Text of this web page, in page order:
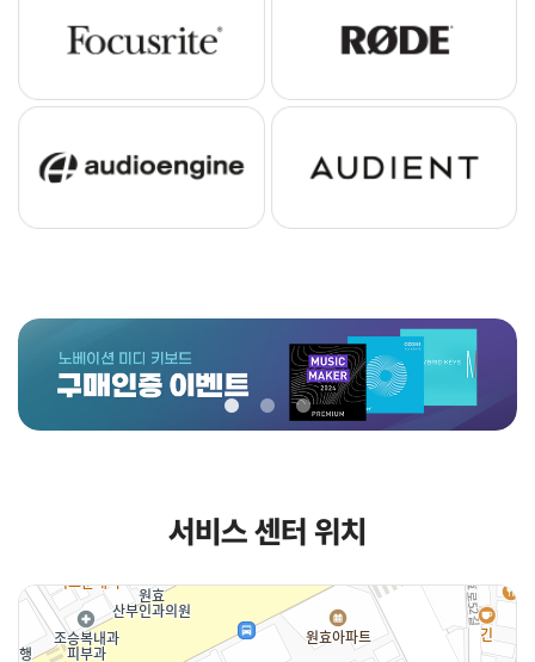
포커스라이트 로데
오디오엔진 오디언트
서비스 센터 위치